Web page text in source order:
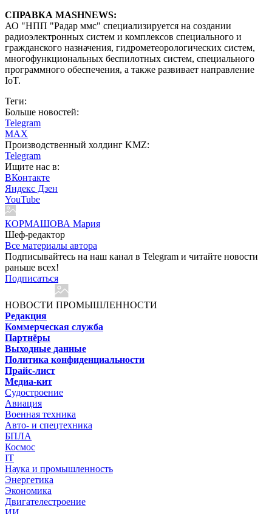
СПРАВКА MASHNEWS:
АО "НПП "Радар ммс" специализируется на создании
радиоэлектронных систем и комплексов специального и
гражданского назначения, гидрометеорологических систем,
многофункциональных беспилотных систем, специального
программного обеспечения, а также развивает направление
IoT.
Теги:
Больше новостей:
Telegram
MAX
Производственный холдинг KMZ:
Telegram
Ищите нас в:
ВКонтакте
Яндекс Дзен
YouTube
КОРМАШОВА Мария
Шеф-редактор
Все материалы автора
Подписывайтесь на наш канал в Telegram и читайте новости
раньше всех!
Подписаться
НОВОСТИ ПРОМЫШЛЕННОСТИ
Редакция
Коммерческая служба
Партнёры
Выходные данные
Политика конфиденциальности
Прайс-лист
Медиа-кит
Судостроение
Авиация
Военная техника
Авто- и спецтехника
БПЛА
Космос
IT
Наука и промышленность
Энергетика
Экономика
Двигателестроение